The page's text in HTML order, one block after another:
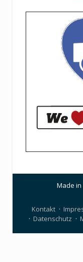
Made
Kontakt
Datenschutz